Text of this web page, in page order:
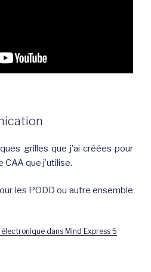
grilles que j’ai créées pour
que j’utilise.
les PODD ou autre ensemble
dans Mind Express 5